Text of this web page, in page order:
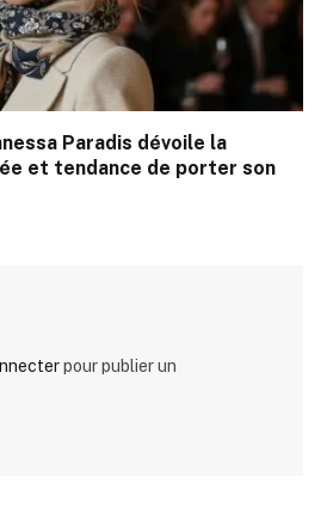
Paradis dévoile la
et tendance de porter son
pour publier un